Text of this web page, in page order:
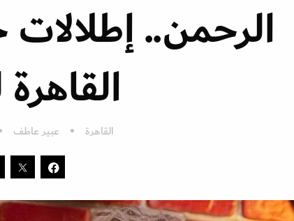
الرحمن..
القاهرة عبير عاطف